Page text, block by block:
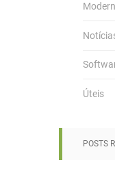
Úteis
POSTS